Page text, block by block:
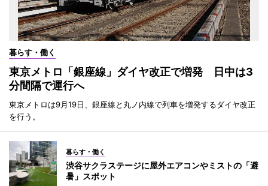
暮らす・働く
東京メトロ「銀座線」ダイヤ改正で増発 日中は3
分間隔で運行へ
東京メトロは9月19日、銀座線と丸ノ内線で列車を増発するダイヤ改正
を行う。
暮らす・働く
渋谷サクラステージに屋外エアコンやミストの「避
暑」スポット